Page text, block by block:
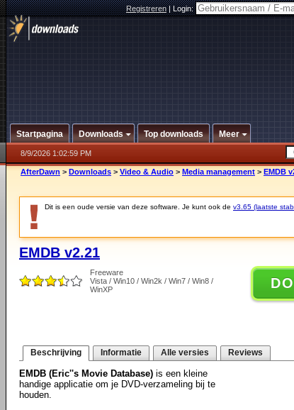
Registreren|Login:
Startpagina Downloads Top downloads Meer
8/9/2026 1:02:59 PM
AfterDawn > Downloads > Video & Audio > Media management > EMDB
Dit is een oude versie van deze software. Je kunt ook de v3.65 (laatste
EMDB v2.21
Freeware
Vista / Win10 / Win2k / Win7 / Win8 /
WinXP
Beschrijving Informatie Alle versies Reviews
EMDB (Eric''s Movie Database) is een kleine
handige applicatie om je DVD-verzameling bij te
houden.